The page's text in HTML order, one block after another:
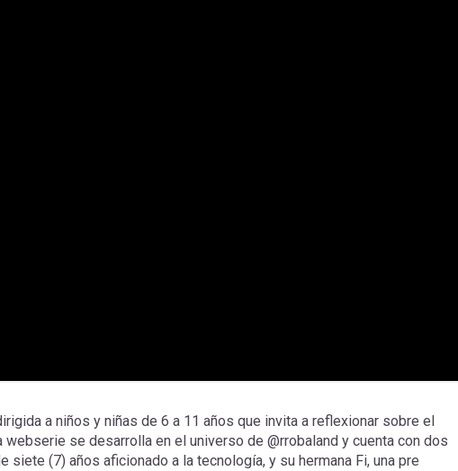
a niños y niñas de 6 a 11 años que invita a reflexionar sobre el
se desarrolla en el universo de @rrobaland y cuenta con dos
siete (7) años aficionado a la tecnología, y su hermana Fi, una pre